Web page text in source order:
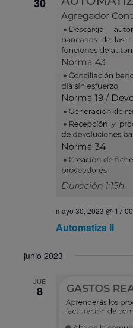
mayo 30, 2023 @ 17:00
Automatiza II
junio 2023
JUE
8